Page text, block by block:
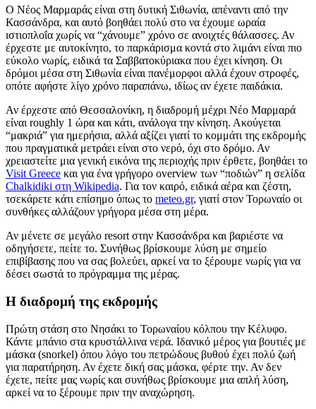
Ο Νέος Μαρμαράς είναι στη δυτική Σιθωνία, απέναντι από την
Κασσάνδρα, και αυτό βοηθάει πολύ στο να έχουμε ωραία
ιστιοπλοΐα χωρίς να “χάνουμε” χρόνο σε ανοιχτές θάλασσες. Αν
έρχεστε με αυτοκίνητο, το παρκάρισμα κοντά στο λιμάνι είναι πιο
εύκολο νωρίς, ειδικά τα Σαββατοκύριακα που έχει κίνηση. Οι
δρόμοι μέσα στη Σιθωνία είναι πανέμορφοι αλλά έχουν στροφές,
οπότε αφήστε λίγο χρόνο παραπάνω, ιδίως αν έχετε παιδάκια.
Αν έρχεστε από Θεσσαλονίκη, η διαδρομή μέχρι Νέο Μαρμαρά
είναι roughly 1 ώρα και κάτι, ανάλογα την κίνηση. Ακούγεται
“μακριά” για ημερήσια, αλλά αξίζει γιατί το κομμάτι της εκδρομής
που πραγματικά μετράει είναι στο νερό, όχι στο δρόμο. Αν
χρειαστείτε μια γενική εικόνα της περιοχής πριν έρθετε, βοηθάει το
Visit Greece και για ένα γρήγορο overview των “ποδιών” η σελίδα
Chalkidiki στη Wikipedia. Για τον καιρό, ειδικά αέρα και ζέστη,
τσεκάρετε κάτι επίσημο όπως το meteo.gr, γιατί στον Τορωναίο οι
συνθήκες αλλάζουν γρήγορα μέσα στη μέρα.
Αν μένετε σε μεγάλο resort στην Κασσάνδρα και βαριέστε να
οδηγήσετε, πείτε το. Συνήθως βρίσκουμε λύση με σημείο
επιβίβασης που να σας βολεύει, αρκεί να το ξέρουμε νωρίς για να
δέσει σωστά το πρόγραμμα της μέρας.
Η διαδρομή της εκδρομής
Πρώτη στάση στο Νησάκι το Τορωναίου κόλπου την Κέλυφο.
Κάντε μπάνιο στα κρυστάλλινα νερά. Ιδανικό μέρος για βουτιές με
μάσκα (snorkel) όπου λόγο του πετρώδους βυθού έχει πολύ ζωή
για παρατήρηση. Αν έχετε δική σας μάσκα, φέρτε την. Αν δεν
έχετε, πείτε μας νωρίς και συνήθως βρίσκουμε μια απλή λύση,
αρκεί να το ξέρουμε πριν την αναχώρηση.